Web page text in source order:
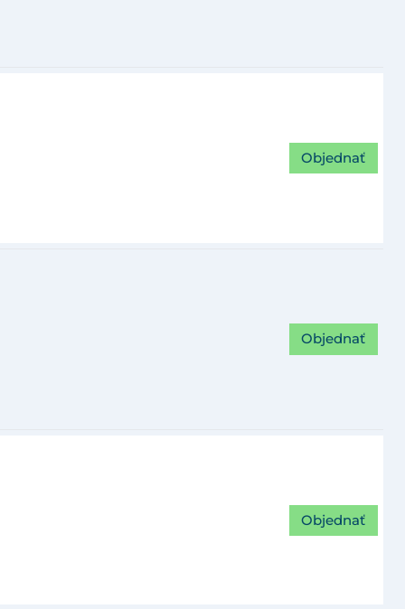
Objednať
Objednať
Objednať